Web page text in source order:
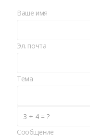
Ваше имя
Эл. почта
Тема
Сообщение